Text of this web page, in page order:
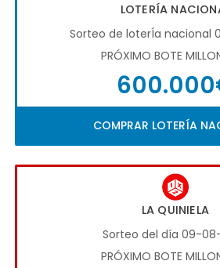
LOTERÍA
Sorteo de loterÍa nacional
PRÓXIMO BOTE
COMPRAR LOTERÍA
LA QUINIELA
Sorteo del día 09-
PRÓXIMO BOTE